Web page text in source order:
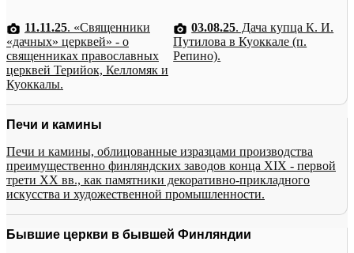
11.11.25. «Священники
«дачных» церквей» - о
священниках православных
церквей Терийок, Келломяк и
Куоккалы.
03.08.25. Дача купца К. И.
Путилова в Куоккале (п.
Репино).
Печи и камины
Печи и камины, облицованные изразцами производства
преимущественно финляндских заводов конца XIX - первой
трети XX вв., как памятники декоративно-прикладного
искусства и художественной промышленности.
Бывшие церкви в бывшей Финляндии